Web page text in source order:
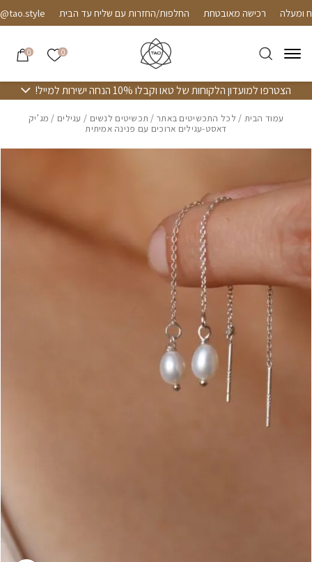
Skip to Contentרכישה מאובטחת החלפות/החזרות עם שליח עד הבית
0 הרשימה
0
הצטרפו למועדון הלקוחות של טאו וקבלו 10% הנחה ישירות למייל!
עמוד הבית / לכל התכשיטים באתר/ תכשיטים לנשים / עגילים / מג’יק
דאסט-עגילים ארוכים עם פנינה אמיתית
בחזרה למעלה